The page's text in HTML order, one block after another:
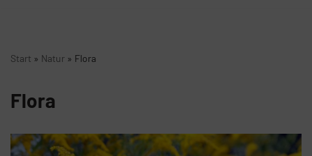
Start » Natur » Flora
Flora